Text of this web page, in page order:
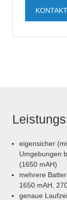
eigensicher
Umgebungen
(1650 mAH)
mehrere
1650 mAH,
genaue